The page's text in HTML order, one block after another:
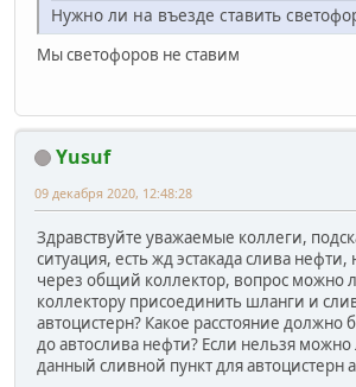
Нужно ли на въезде ставить
Мы светофоров не ставим
Yusuf
09 декабря 2020, 12:48:28
Здравствуйте уважаемые коллеги,
ситуация, есть жд эстакада слива нефти,
через общий коллектор, вопрос можно
коллектору присоединить шланги и
автоцистерн? Какое расстояние должно
до автослива нефти? Если нельзя можно
данный сливной пункт для автоцистерн